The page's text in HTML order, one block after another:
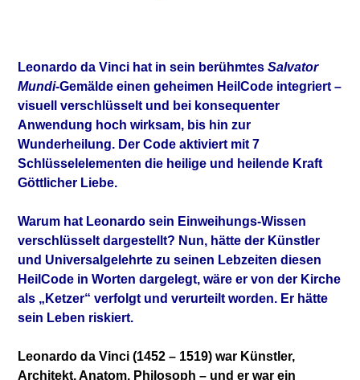
Leonardo da Vinci hat in sein berühmtesSalvator
Mundi-Gemälde einen geheimen HeilCode integriert –
visuell verschlüsselt und bei konsequenter
Anwendung hoch wirksam, bis hin zur
Wunderheilung. Der Code aktiviert mit 7
Schlüsselelementen die heilige und heilende Kraft
Göttlicher Liebe.
Warum hat Leonardo sein Einweihungs-Wissen
verschlüsselt dargestellt? Nun, hätte der Künstler
und Universalgelehrte zu seinen Lebzeiten diesen
HeilCode in Worten dargelegt, wäre er von der Kirche
als „Ketzer“ verfolgt und verurteilt worden. Er hätte
sein Leben riskiert.
Leonardo da Vinci (1452 – 1519) war Künstler,
Architekt, Anatom, Philosoph – und er war ein